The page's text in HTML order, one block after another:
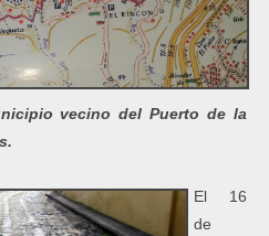
vecino del Puerto de la
El 16
de